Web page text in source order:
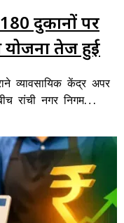
दुकानों पर
योजना तेज हुई
व्यावसायिक केंद्र अपर
रांची नगर निगम…